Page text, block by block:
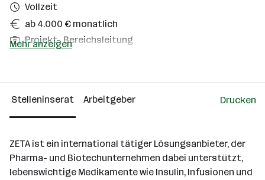
Vollzeit
ab 4.000 € monatlich
Projekt-, Bereichsleitung
Über das Unternehmen
501 - 2500 Mitarbeiter*innen
Mehr anzeigen
Stelleninserat Arbeitgeber Drucken
ZETA ist ein international tätiger Lösungsanbieter, der
Pharma- und Biotechunternehmen dabei unterstützt,
lebenswichtige Medikamente wie Insulin, Infusionen und